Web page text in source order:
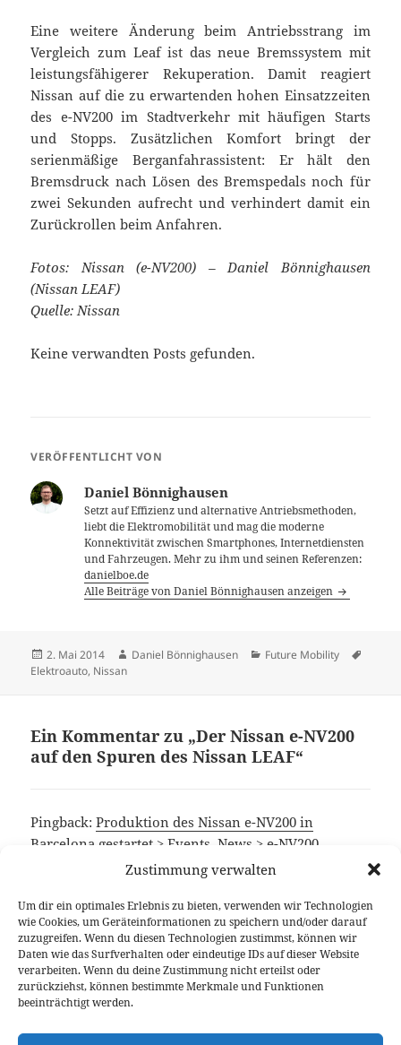
Zustimmung verwalten
Um dir ein optimales Erlebnis zu bieten, verwenden wir Technologien
wie Cookies, um Geräteinformationen zu speichern und/oder darauf
zuzugreifen. Wenn du diesen Technologien zustimmst, können wir
Daten wie das Surfverhalten oder eindeutige IDs auf dieser Website
verarbeiten. Wenn du deine Zustimmung nicht erteilst oder
zurückziehst, können bestimmte Merkmale und Funktionen
beeinträchtigt werden.
Eine weitere Änderung beim Antriebsstrang im
Vergleich zum Leaf ist das neue Bremssystem mit
leistungsfähigerer Rekuperation. Damit reagiert
Nissan auf die zu erwartenden hohen Einsatzzeiten
des e­-NV200 im Stadtverkehr mit häufigen Starts
und Stopps. Zusätzlichen Komfort bringt der
serienmäßige Berganfahrassistent: Er hält den
Bremsdruck nach Lösen des Bremspedals noch für
zwei Sekunden aufrecht und verhindert damit ein
Zurückrollen beim Anfahren.
Fotos: Nissan (e-NV200) – Daniel Bönnighausen
(Nissan LEAF)
Quelle: Nissan
Keine verwandten Posts gefunden.
VERÖFFENTLICHT VON
Daniel Bönnighausen
Setzt auf Effizienz und alternative Antriebsmethoden,
liebt die Elektromobilität und mag die moderne
Konnektivität zwischen Smartphones, Internetdiensten
und Fahrzeugen. Mehr zu ihm und seinen Referenzen:
danielboe.de
Alle Beiträge von Daniel Bönnighausen anzeigen
Veröffentlicht
am
2. Mai 2014 Autor
Daniel Bönnighausen Kategorien
Future Mobility
Elektroauto, Nissan
Ein Kommentar zu „Der Nissan e-NV200
auf den Spuren des Nissan LEAF“
Pingback:Produktion des Nissan e-NV200 in
Barcelona gestartet > Events, News > e-NV200,
Elektroauto, Nissan > Autophorie.de
Die Kommentare sind geschlossen.
Beitragsnavigation
VORHERIGER
Vorheriger
Beitrag:
Angsterfüllend schnell: Mercedes SLS
AMG Black Series